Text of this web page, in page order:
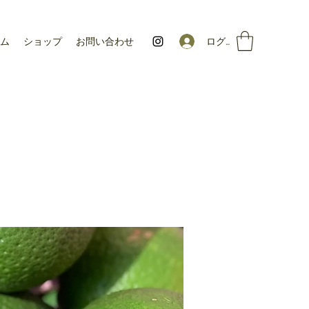
ショップ お問い合わせ ログイン